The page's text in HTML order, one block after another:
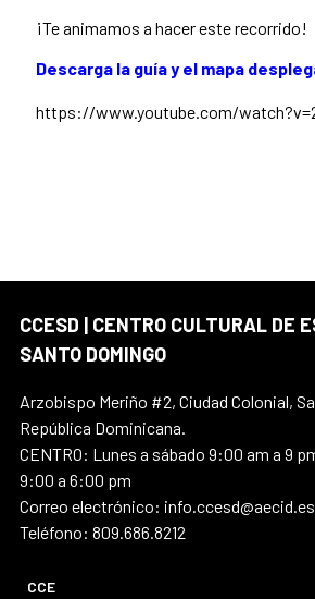
¡Te animamos a hacer este recorrido!
Descarga la guía y el mapa
https://www.youtube.com/
CCESD | CENTRO CULTURAL DE
SANTO DOMINGO
Arzobispo Meriño #2, Ciudad Colonial,
República Dominicana.
CENTRO: Lunes a sábado 9:00 am a 9
9:00 a 6:00 pm
Correo electrónico: info.ccesd@aecid.es
Teléfono: 809.686.8212
CCE